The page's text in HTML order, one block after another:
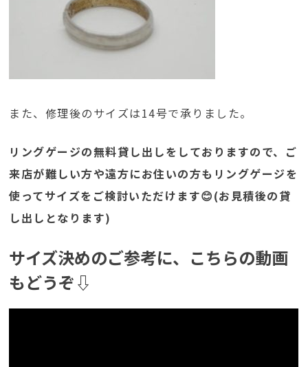
また、修理後のサイズは14号で承りました。
リングゲージの無料貸し出しをしておりますので、ご
来店が難しい方や遠方にお住いの方もリングゲージを
使ってサイズをご検討いただけます😊(お見積後の貸
し出しとなります)
サイズ決めのご参考に、こちらの動画
もどうぞ⇩